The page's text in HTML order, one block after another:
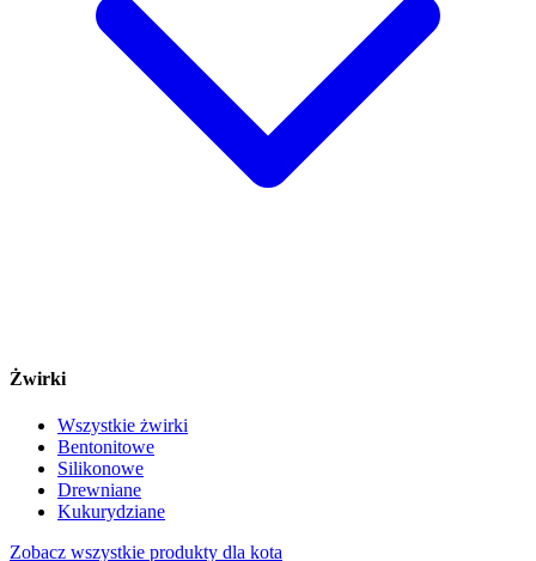
Żwirki
Wszystkie żwirki
Bentonitowe
Silikonowe
Drewniane
Kukurydziane
Zobacz wszystkie produkty dla kota